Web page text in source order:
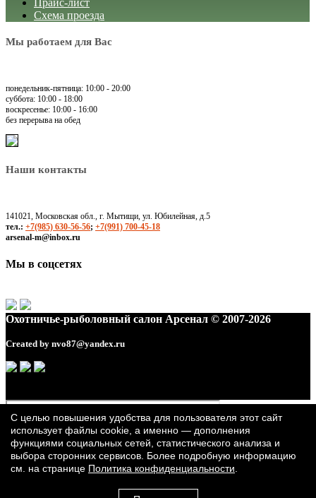
Прайс-лист
Схема проезда
Мы работаем для Вас
понедельник-пятница: 10:00 - 20:00
суббота: 10:00 - 18:00
воскресенье: 10:00 - 16:00
без перерыва на обед
Наши контакты
141021, Московская обл., г. Мытищи, ул. Юбилейная, д.5
тел.: +7(985) 630-56-56; +7(991) 700-45-18
arsenal-m@inbox.ru
Мы в соцсетях
Охотничье-рыболовный салон Арсенал © 2007-2026
Created by nvo87@yandex.ru
С целью повышения удобства для пользователя этот сайт
использует файлы cookie, а именно — дополнения
функциями социальных сетей, статистического анализа и
выбора сторонних сервисов. Более подробную информацию
см. на странице Политика конфиденциальности